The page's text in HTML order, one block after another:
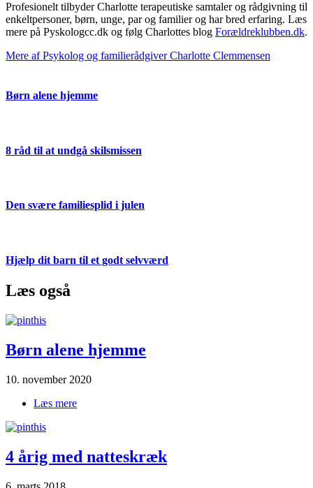
Profesionelt tilbyder Charlotte terapeutiske samtaler og rådgivning til
enkeltpersoner, børn, unge, par og familier og har bred erfaring. Læs
mere på Pyskologcc.dk og følg Charlottes blog Forældreklubben.dk.
Mere af Psykolog og familierådgiver Charlotte Clemmensen
Børn alene hjemme
8 råd til at undgå skilsmissen
Den svære familiesplid i julen
Hjælp dit barn til et godt selvværd
Læs også
Børn alene hjemme
10. november 2020
Læs mere
4 årig med natteskræk